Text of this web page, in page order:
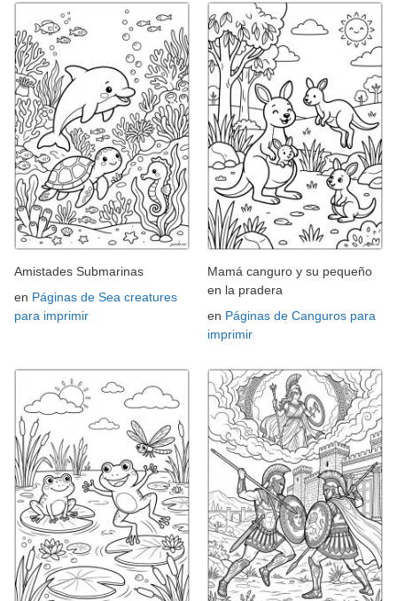
Amistades Submarinas
en Páginas de Sea creatures
para imprimir
Mamá canguro y su pequeño
en la pradera
en Páginas de Canguros para
imprimir